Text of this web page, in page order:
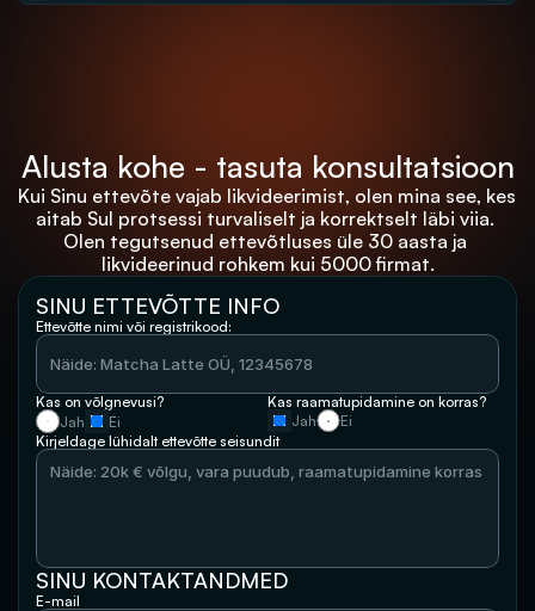
Alusta kohe - tasuta konsultatsioon
Kui Sinu ettevõte vajab likvideerimist, olen mina see, kes
aitab Sul protsessi turvaliselt ja korrektselt läbi viia.
Olen tegutsenud ettevõtluses üle 30 aasta ja
likvideerinud rohkem kui 5000 firmat.
SINU ETTEVÕTTE INFO
Ettevõtte nimi või registrikood:
Kas on võlgnevusi?
Jah
Ei
Kas raamatupidamine on korras?
Jah
Ei
Kirjeldage lühidalt ettevõtte seisundit
SINU KONTAKTANDMED
E-mail